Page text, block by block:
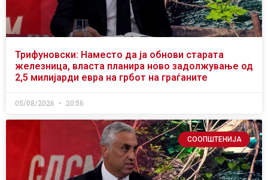
Трифуновски: Наместо да ја обнови старата
железница, власта планира ново задолжување од
2,5 милијарди евра на грбот на граѓаните
05/08/2026 20:56
СООПШТЕНИЈА